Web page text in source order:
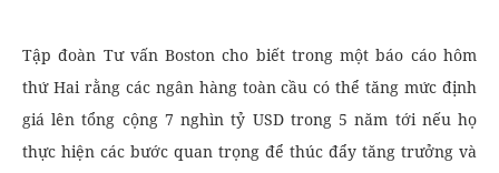
Tập đoàn Tư vấn Boston cho biết trong một báo cáo hôm
thứ Hai rằng các ngân hàng toàn cầu có thể tăng mức định
giá lên tổng cộng 7 nghìn tỷ USD trong 5 năm tới nếu họ
thực hiện các bước quan trọng để thúc đẩy tăng trưởng và